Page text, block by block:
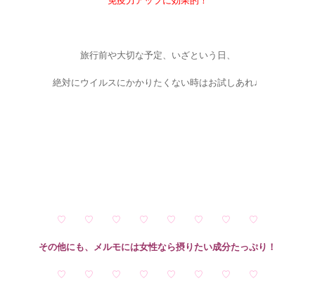
旅行前や大切な予定、いざという日、
絶対にウイルスにかかりたくない時はお試しあれ♩
♡ ♡ ♡ ♡ ♡ ♡ ♡ ♡
その他にも、メルモには女性なら摂りたい成分たっぷり！
♡ ♡ ♡ ♡ ♡ ♡ ♡ ♡